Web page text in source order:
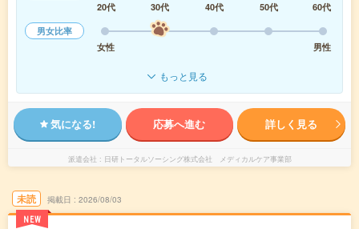
20代
30代 40代 50代
60代
男女比率
女性
男性
もっと見る
気になる! 応募へ進む 詳しく見る
派遣会社 日研トータルソーシング株式会社 メディカルケア事業部
未読
NEW
掲載日 2026/08/03